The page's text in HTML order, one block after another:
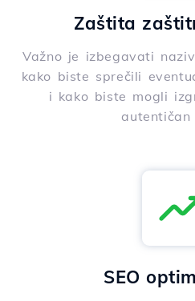
Zaštita
Važno je izbegavati
kako biste sprečili
i kako biste mogli
autentičan
SEO